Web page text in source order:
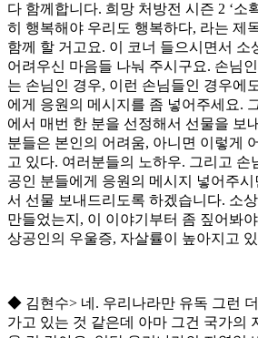
다 함께합니다. 희망 처방전 시즌 2 ‘소
히 행복해야 우리도 행복하다, 라는 제
함께 할 거고요. 이 코너 들으시면서 소
어려우신 마음들 나눠 주시구요. 손님
는 손님인 경우, 이런 손님들인 경우에
에게 응원의 메시지를 좀 넣어주세요.
에서 매번 한 분을 선정해서 선물을 보
분들은 본인의 어려움, 아니면 이렇게
고 있다. 여러분들의 노하우. 그리고 손
공인 분들에게 응원의 메시지 넣어주
서 선물 보내드리도록 하겠습니다. 소
만들었는지 , 이 이야기부터 좀 짚어봐
상공인의 우울증, 자살률이 높아지고
◆ 김현수> 네 . 우리나라만 유독 그런
가고 있는 것 같은데 아마 그건 국가의